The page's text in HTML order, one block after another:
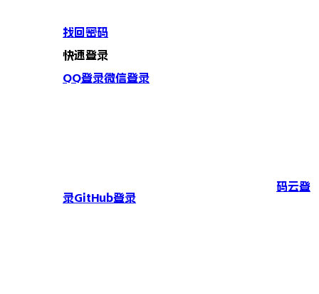
找回密码
快速登录
QQ登录微信登录
码云登
录GitHub登录